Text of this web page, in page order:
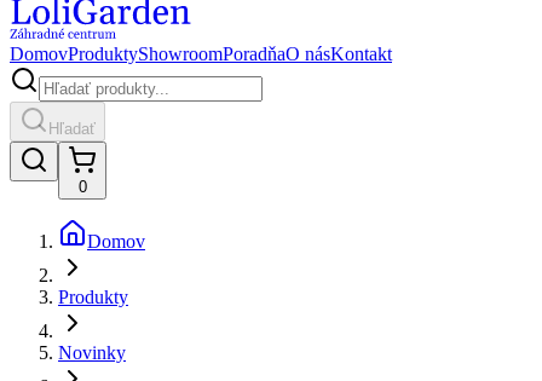
DomovProduktyShowroomPoradňaO násKontakt
Hľadať
0
Domov
Produkty
Novinky